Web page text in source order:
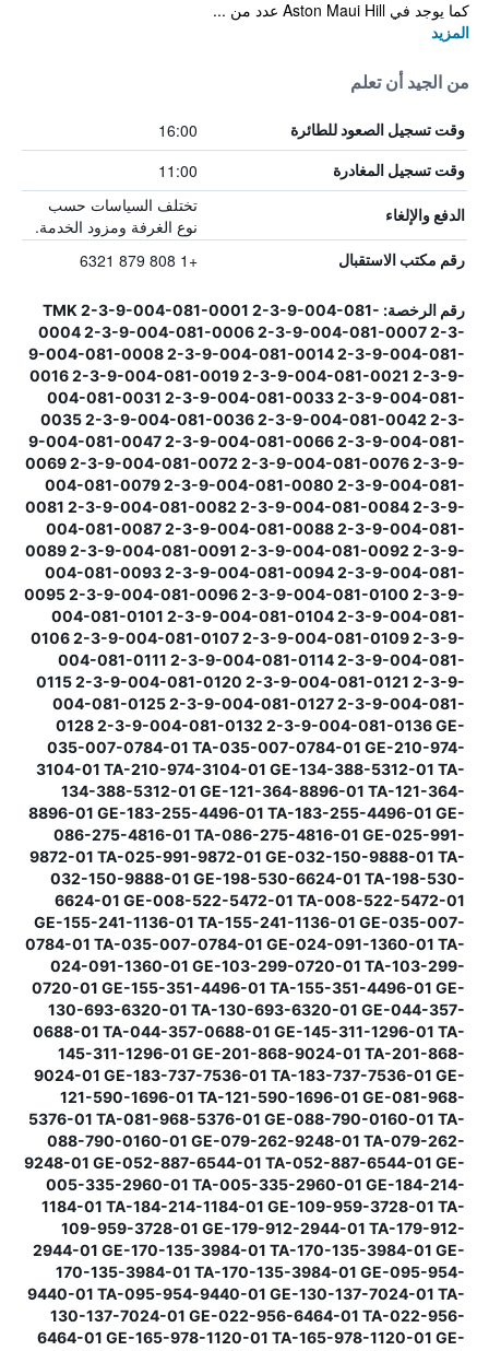
كما يوجد في Aston Maui Hill عدد من ...
المزيد
من الجيد أن تعلم
وقت تسجيل الصعود للطائرة 16:00
وقت تسجيل المغادرة 11:00
الدفع والإلغاء
تختلف السياسات حسب
نوع الغرفة ومزود الخدمة.
رقم مكتب الاستقبال +1 808 879 6321
رقم الرخصة: TMK 2-3-9-004-081-0001 2-3-9-004-081-
0004 2-3-9-004-081-0006 2-3-9-004-081-0007 2-3-
9-004-081-0008 2-3-9-004-081-0014 2-3-9-004-081-
0016 2-3-9-004-081-0019 2-3-9-004-081-0021 2-3-9-
004-081-0031 2-3-9-004-081-0033 2-3-9-004-081-
0035 2-3-9-004-081-0036 2-3-9-004-081-0042 2-3-
9-004-081-0047 2-3-9-004-081-0066 2-3-9-004-081-
0069 2-3-9-004-081-0072 2-3-9-004-081-0076 2-3-9-
004-081-0079 2-3-9-004-081-0080 2-3-9-004-081-
0081 2-3-9-004-081-0082 2-3-9-004-081-0084 2-3-9-
004-081-0087 2-3-9-004-081-0088 2-3-9-004-081-
0089 2-3-9-004-081-0091 2-3-9-004-081-0092 2-3-9-
004-081-0093 2-3-9-004-081-0094 2-3-9-004-081-
0095 2-3-9-004-081-0096 2-3-9-004-081-0100 2-3-9-
004-081-0101 2-3-9-004-081-0104 2-3-9-004-081-
0106 2-3-9-004-081-0107 2-3-9-004-081-0109 2-3-9-
004-081-0111 2-3-9-004-081-0114 2-3-9-004-081-
0115 2-3-9-004-081-0120 2-3-9-004-081-0121 2-3-9-
004-081-0125 2-3-9-004-081-0127 2-3-9-004-081-
0128 2-3-9-004-081-0132 2-3-9-004-081-0136 GE-
035-007-0784-01 TA-035-007-0784-01 GE-210-974-
3104-01 TA-210-974-3104-01 GE-134-388-5312-01 TA-
134-388-5312-01 GE-121-364-8896-01 TA-121-364-
8896-01 GE-183-255-4496-01 TA-183-255-4496-01 GE-
086-275-4816-01 TA-086-275-4816-01 GE-025-991-
9872-01 TA-025-991-9872-01 GE-032-150-9888-01 TA-
032-150-9888-01 GE-198-530-6624-01 TA-198-530-
6624-01 GE-008-522-5472-01 TA-008-522-5472-01
GE-155-241-1136-01 TA-155-241-1136-01 GE-035-007-
0784-01 TA-035-007-0784-01 GE-024-091-1360-01 TA-
024-091-1360-01 GE-103-299-0720-01 TA-103-299-
0720-01 GE-155-351-4496-01 TA-155-351-4496-01 GE-
130-693-6320-01 TA-130-693-6320-01 GE-044-357-
0688-01 TA-044-357-0688-01 GE-145-311-1296-01 TA-
145-311-1296-01 GE-201-868-9024-01 TA-201-868-
9024-01 GE-183-737-7536-01 TA-183-737-7536-01 GE-
121-590-1696-01 TA-121-590-1696-01 GE-081-968-
5376-01 TA-081-968-5376-01 GE-088-790-0160-01 TA-
088-790-0160-01 GE-079-262-9248-01 TA-079-262-
9248-01 GE-052-887-6544-01 TA-052-887-6544-01 GE-
005-335-2960-01 TA-005-335-2960-01 GE-184-214-
1184-01 TA-184-214-1184-01 GE-109-959-3728-01 TA-
109-959-3728-01 GE-179-912-2944-01 TA-179-912-
2944-01 GE-170-135-3984-01 TA-170-135-3984-01 GE-
170-135-3984-01 TA-170-135-3984-01 GE-095-954-
9440-01 TA-095-954-9440-01 GE-130-137-7024-01 TA-
130-137-7024-01 GE-022-956-6464-01 TA-022-956-
6464-01 GE-165-978-1120-01 TA-165-978-1120-01 GE-